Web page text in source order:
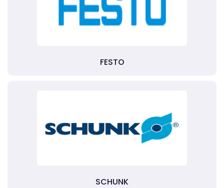
FESTO
SCHUNK